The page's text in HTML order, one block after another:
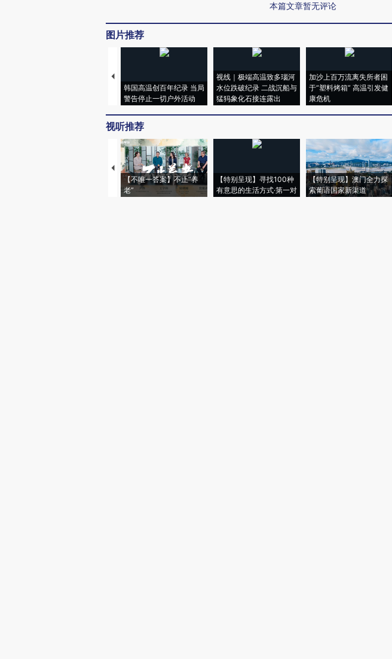
本篇文章暂无评论
图片推荐
韩国高温创百年纪录 当局
警告停止一切户外活动
视线｜极端高温致多瑙河
水位跌破纪录 二战沉船与
猛犸象化石接连露出
加沙上百万流离失所者困
于“塑料烤箱” 高温引发健
康危机
视听推荐
【不唯一答案】不止“养
老”
【特别呈现】寻找100种
有意思的生活方式·第一对
【特别呈现】澳门全力探
索葡语国家新渠道